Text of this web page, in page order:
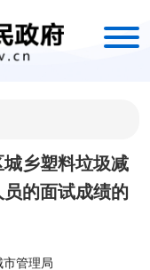
乡塑料垃圾减
的面试成绩的
管理局